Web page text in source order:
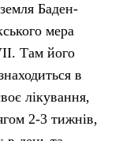
Баден-
мера
Там його
в
лікування,
2-3 тижнів,